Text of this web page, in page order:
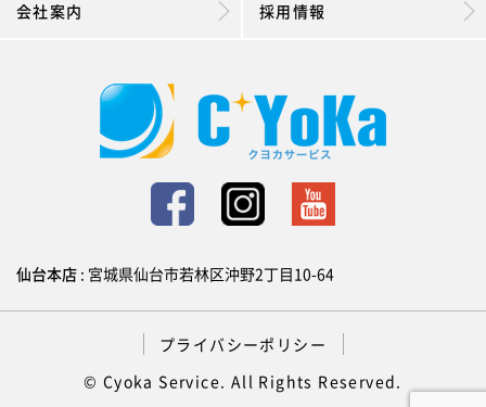
会社案内 採用情報
仙台本店 : 宮城県仙台市若林区沖野2丁目10-64
プライバシーポリシー
© Cyoka Service. All Rights Reserved.